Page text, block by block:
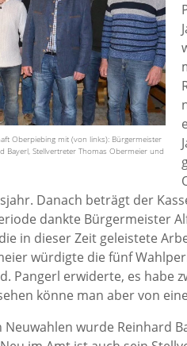
Oberpiebing mit (von links): Bürgermeister
Bayerl, Stellvertreter Thomas Obermeier und
Danach beträgt der
dankte Bürgermeister
in dieser Zeit geleistete
würdigte die fünf
Pangerl erwiderte, es habe
könne man aber von
Neuwahlen wurde Reinhard